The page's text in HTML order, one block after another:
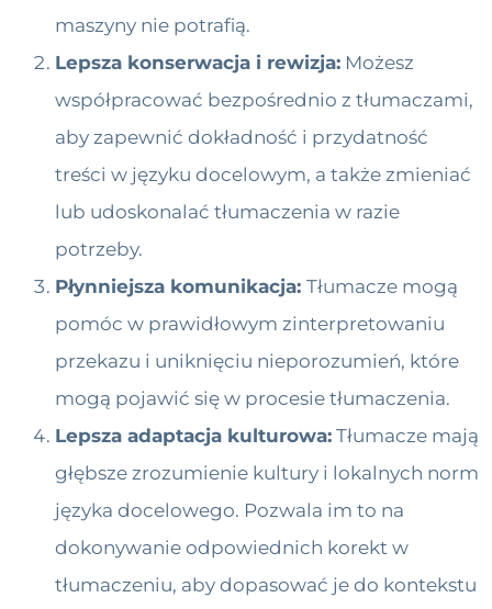
maszyny nie potrafią.
Lepsza konserwacja i rewizja: Możesz
współpracować bezpośrednio z tłumaczami,
aby zapewnić dokładność i przydatność
treści w języku docelowym, a także zmieniać
lub udoskonalać tłumaczenia w razie
potrzeby.
Płynniejsza komunikacja: Tłumacze mogą
pomóc w prawidłowym zinterpretowaniu
przekazu i uniknięciu nieporozumień, które
mogą pojawić się w procesie tłumaczenia.
Lepsza adaptacja kulturowa: Tłumacze mają
głębsze zrozumienie kultury i lokalnych norm
języka docelowego. Pozwala im to na
dokonywanie odpowiednich korekt w
tłumaczeniu, aby dopasować je do kontekstu